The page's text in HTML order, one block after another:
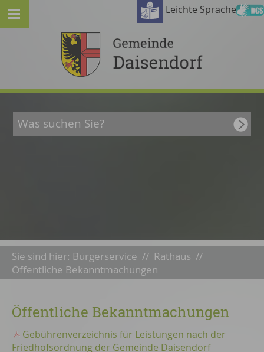
Leichte Sprache
Sie sind hier: Bürgerservice // Rathaus //
Öffentliche Bekanntmachungen
Öffentliche Bekanntmachungen
Gebührenverzeichnis für Leistungen nach der
Friedhofsordnung der Gemeinde Daisendorf